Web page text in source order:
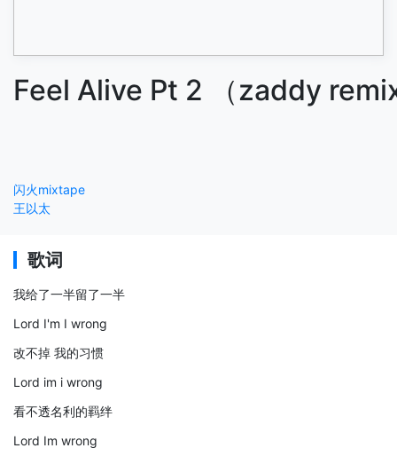
Feel Alive Pt 2 （zaddy
闪火mixtape
王以太
歌词
我给了一半留了一半
Lord I'm I wrong
改不掉 我的习惯
Lord im i wrong
看不透名利的羁绊
Lord Im wrong